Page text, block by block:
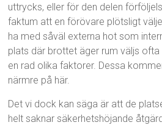
uttrycks, eller för den delen
faktum att en förövare plötsligt
ha med såväl externa hot som
plats där brottet äger rum väljs ofta
en rad olika faktorer. Dessa
närmre på här.
Det vi dock kan säga är att de
helt saknar säkerhetshöjande